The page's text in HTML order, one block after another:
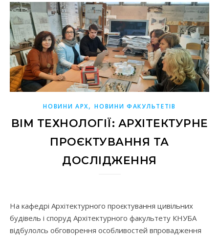
НОВИНИ АРХ,НОВИНИ ФАКУЛЬТЕТІВ
BIM ТЕХНОЛОГІЇ: АРХІТЕКТУРНЕ
ПРОЄКТУВАННЯ ТА
ДОСЛІДЖЕННЯ
На кафедрі Архітектурного проєктування цивільних
будівель і споруд Архітектурного факультету КНУБА
відбулолсь обговорення особливостей впровадження